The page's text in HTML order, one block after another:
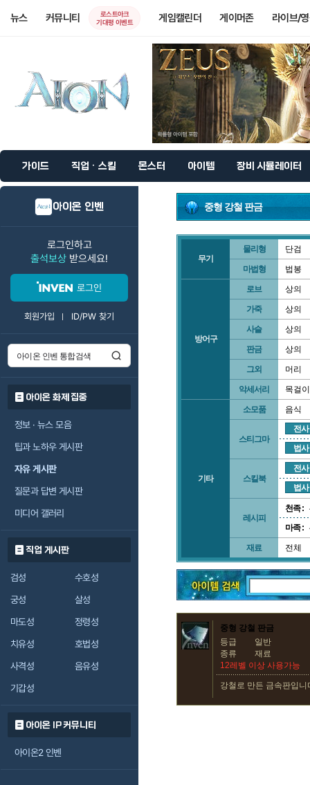
뉴스 커뮤니티
로스트아크
기대평 이벤트
게임캘린더 게이머존 라이브/
가이드 직업 · 스킬 몬스터 아이템 장비 시뮬레이터
아이온 인벤
로그인하고
출석보상 받으세요!
로그인
회원가입 ID/PW 찾기
아이온 화제 집중
정보 · 뉴스 모음
팁과 노하우 게시판
자유 게시판
질문과 답변 게시판
미디어 갤러리
직업 게시판
검성
수호성
궁성
살성
마도성
정령성
치유성
호법성
사격성
음유성
기갑성
아이온 IP 커뮤니티
아이온2 인벤
중형 강철 판금
무기
물리형 단검
마법형 법봉
방어구
로브 상의
가죽 상의
사슬 상의
판금 상의
그외 머리
악세서리 목걸이
기타
소모품 음식
스티그마
전사
법사
스킬북
전사
법사
레시피
천족 :
마족 :
재료 전체
중형 강철 판금
등급
일반
종류
재료
12레벨 이상 사용가능
강철로 만든 금속판입니